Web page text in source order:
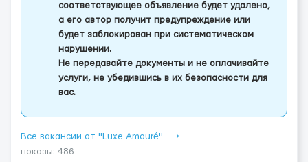
соответствующее объявление будет удалено,
а его автор получит предупреждение или
будет заблокирован при систематическом
нарушении.
Не передавайте документы и не оплачивайте
услуги, не убедившись в их безопасности для
вас.
Все вакансии от "Luxe Amouré" ⟶
показы: 486